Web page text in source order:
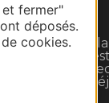
fermer"
déposés.
cookies.vous à
d'information
Occitanie pour
suggestions de